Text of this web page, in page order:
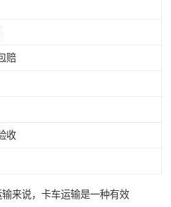
赔
收
来说，卡车运输是一种有效